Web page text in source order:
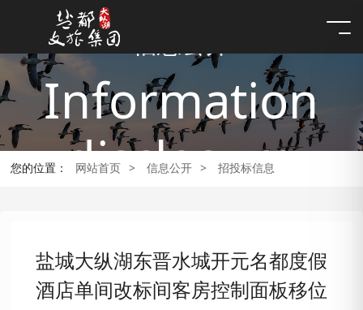
Information
disclosure
您的位置： 网站首页 > 信息公开 > 招投标信息
盐城大纵湖东晋水城开元名都度假
酒店单间改标间客房控制面板移位